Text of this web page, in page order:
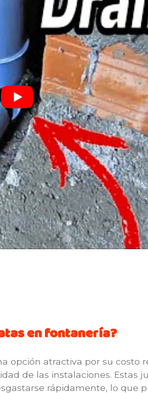
en fontanería?
opción atractiva por su costo
de las instalaciones. Estas
rápidamente, lo que